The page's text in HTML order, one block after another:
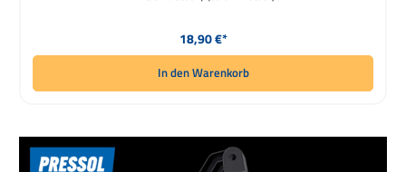
Regulärer Preis:
18,90 €*
In den Warenkorb